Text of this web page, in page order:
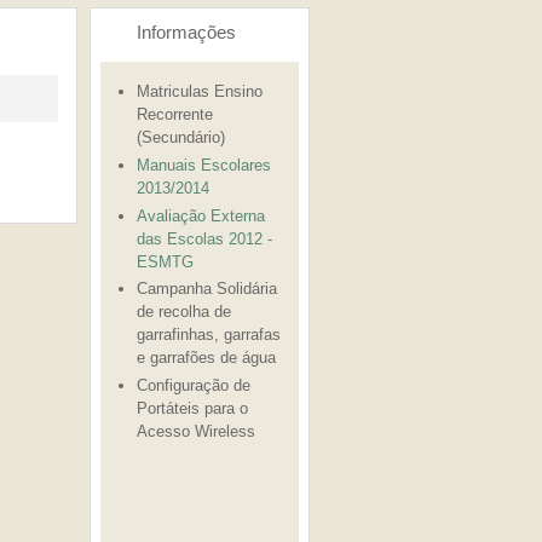
Informações
Matriculas Ensino
Recorrente
(Secundário)
Manuais Escolares
2013/2014
Avaliação Externa
das Escolas 2012 -
ESMTG
Campanha Solidária
de recolha de
garrafinhas, garrafas
e garrafões de água
Configuração de
Portáteis para o
Acesso Wireless